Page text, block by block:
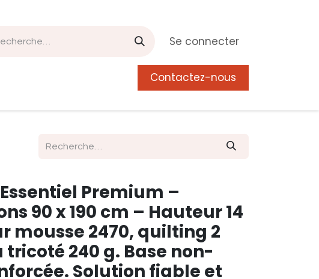
Se connecter
Postes
0
Contactez-nous
Premium –
90 x 190 cm – Hauteur 14
mousse 2470, quilting 2
tricoté 240 g. Base non-
Solution fiable et